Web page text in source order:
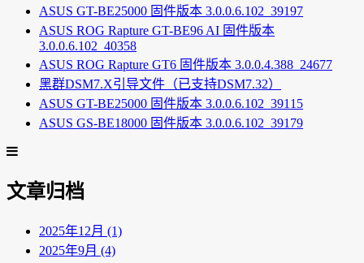
ASUS GT-BE25000 固件版本 3.0.0.6.102_39197
ASUS ROG Rapture GT-BE96 AI 固件版本
3.0.0.6.102_40358
ASUS ROG Rapture GT6 固件版本 3.0.0.4.388_24677
黑群DSM7.X引导文件（已支持DSM7.32）
ASUS GT-BE25000 固件版本 3.0.0.6.102_39115
ASUS GS-BE18000 固件版本 3.0.0.6.102_39179
文章归档
2025年12月 (1)
2025年9月 (4)